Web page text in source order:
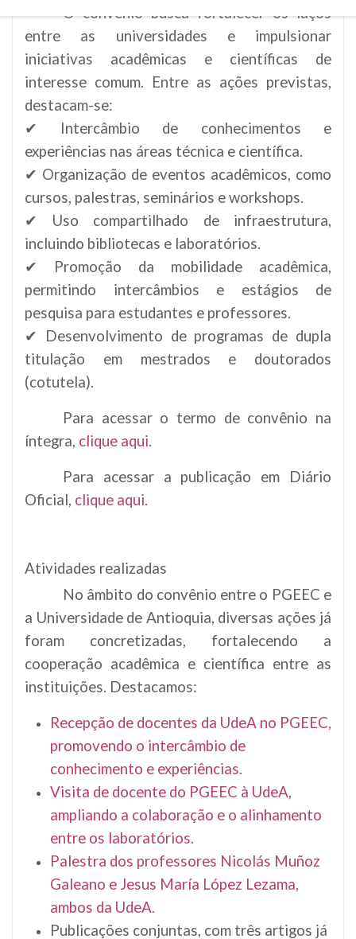
O convênio busca fortalecer os laços
entre as universidades e impulsionar
iniciativas acadêmicas e científicas de
interesse comum. Entre as ações previstas,
destacam-se:
✔ Intercâmbio de conhecimentos e
experiências nas áreas técnica e científica.
✔ Organização de eventos acadêmicos, como
cursos, palestras, seminários e workshops.
✔ Uso compartilhado de infraestrutura,
incluindo bibliotecas e laboratórios.
✔ Promoção da mobilidade acadêmica,
permitindo intercâmbios e estágios de
pesquisa para estudantes e professores.
✔ Desenvolvimento de programas de dupla
titulação em mestrados e doutorados
(cotutela).
Para acessar o termo de convênio na
íntegra, clique aqui.
Para acessar a publicação em Diário
Oficial, clique aqui.
Atividades realizadas
No âmbito do convênio entre o PGEEC e
a Universidade de Antioquia, diversas ações já
foram concretizadas, fortalecendo a
cooperação acadêmica e científica entre as
instituições. Destacamos:
Recepção de docentes da UdeA no PGEEC,
promovendo o intercâmbio de
conhecimento e experiências.
Visita de docente do PGEEC à UdeA,
ampliando a colaboração e o alinhamento
entre os laboratórios.
Palestra dos professores Nicolás Muñoz
Galeano e Jesus María López Lezama,
ambos da UdeA.
Publicações conjuntas, com três artigos já